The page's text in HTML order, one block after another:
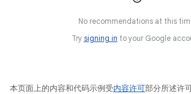
No recommendations at this
Try signing in to your Google
本页面上的内容和代码示例受内容许可部分所述许